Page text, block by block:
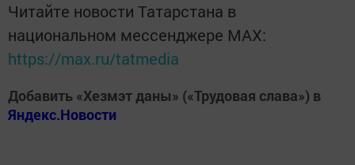
Читайте новости Татарстана в
национальном мессенджере MАХ:
https://max.ru/tatmedia
Добавить «Хезмэт даны» («Трудовая слава») в
Яндекс.Новости